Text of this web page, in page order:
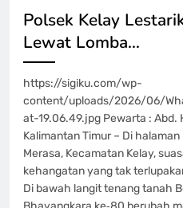
Polsek Kelay
Lewat Lomba…
https://sigiku.com/wp-
content/uploads/2026/06/
at-19.06.49.jpg Pewarta : Abd.
Kalimantan Timur – Di
Merasa, Kecamatan Kelay,
kehangatan yang tak
Di bawah langit tenang tanah